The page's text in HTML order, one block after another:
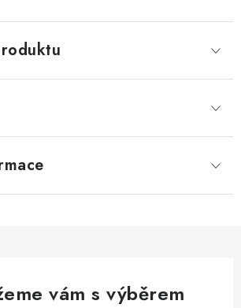
vám s výběrem